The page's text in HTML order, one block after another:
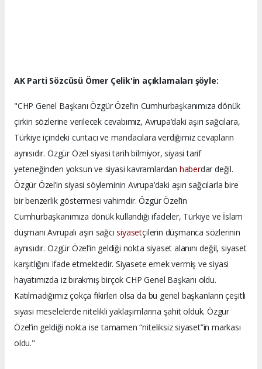
AK Parti Sözcüsü Ömer Çelik'in açıklamaları şöyle:
"CHP Genel Başkanı Özgür Özel’in Cumhurbaşkanımıza dönük
çirkin sözlerine verilecek cevabımız, Avrupa’daki aşırı sağcılara,
Türkiye içindeki cuntacı ve mandacılara verdiğimiz cevapların
aynısıdır. Özgür Özel siyasi tarih bilmiyor, siyasi tarif
yeteneğinden yoksun ve siyasi kavramlardan haberdar değil.
Özgür Özel’in siyasi söyleminin Avrupa’daki aşırı sağcılarla bire
bir benzerlik göstermesi vahimdir. Özgür Özel’in
Cumhurbaşkanımıza dönük kullandığı ifadeler, Türkiye ve İslam
düşmanı Avrupalı aşırı sağcısiyasetçilerin düşmanca sözlerinin
aynısıdır. Özgür Özel’in geldiği nokta siyaset alanını değil, siyaset
karşıtlığını ifade etmektedir. Siyasete emek vermiş ve siyasi
hayatımızda iz bırakmış birçok CHP Genel Başkanı oldu.
Katılmadığımız çokça fikirleri olsa da bu genel başkanların çeşitli
siyasi meselelerde nitelikli yaklaşımlarına şahit olduk. Özgür
Özel’in geldiği nokta ise tamamen “niteliksiz siyaset”in markası
oldu."